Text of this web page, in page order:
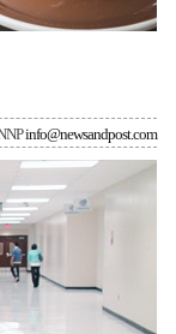
info@newsandpost.com